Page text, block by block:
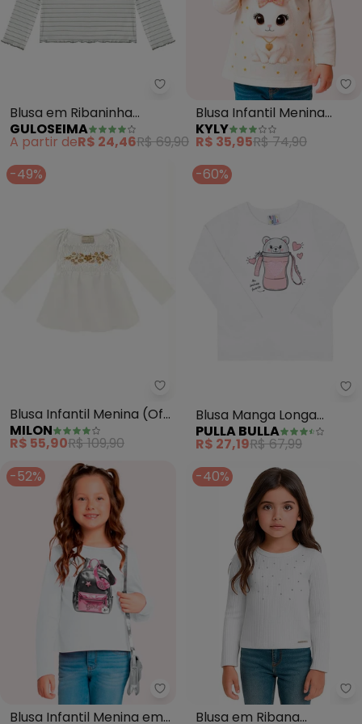
Guloseima - Blusa em
Blusa em Ribaninha
Infantil (Off White)
GULOSEIMA
A partir deR$ 24,46R$ 69,90
Blusa Infantil Menina
Coelhinho (Branco)
KYLY
R$ 35,95R$ 74,90
-49%
Milon - Blusa Infantil Menina
Blusa Infantil Menina (Off
White)
MILON
R$ 55,90R$ 109,90
-60%
Blusa Manga Longa
Menina (Branco)
PULLA BULLA
R$ 27,19R$ 67,99
-52%
Kyly - Blusa Infantil Menina em
Blusa Infantil Menina em
-40%
Blusa em Ribana